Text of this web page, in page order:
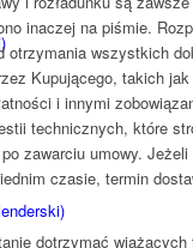
)
)
inaczej na piśmie.
otrzymania wszystkich
Kupującego, takich
i innymi
technicznych, które
zawarciu umowy.
czasie, termin
dotrzymać wiążących